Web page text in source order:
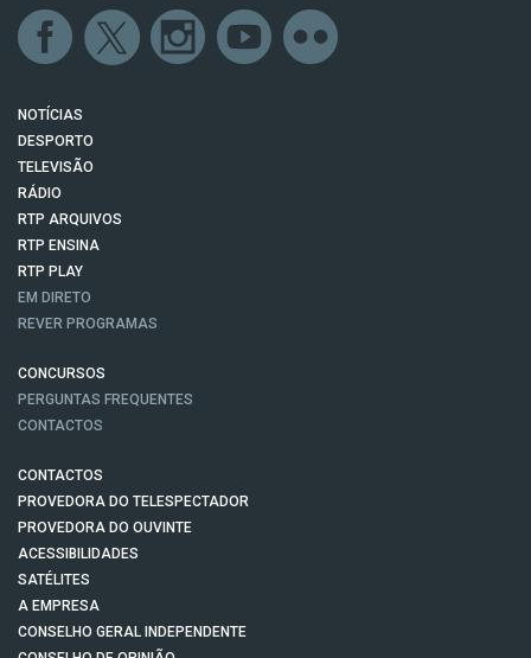
NOTÍCIAS
DESPORTO
TELEVISÃO
RÁDIO
RTP ARQUIVOS
RTP ENSINA
RTP PLAY
EM DIRETO
REVER PROGRAMAS
CONCURSOS
PERGUNTAS FREQUENTES
CONTACTOS
CONTACTOS
PROVEDORA DO TELESPECTADOR
PROVEDORA DO OUVINTE
ACESSIBILIDADES
SATÉLITES
A EMPRESA
CONSELHO GERAL INDEPENDENTE